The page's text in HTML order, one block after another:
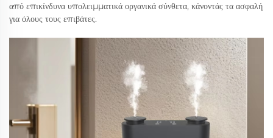
από επικίνδυνα υπολειμματικά οργανικά σύνθετα, κάνοντάς τα ασφαλή
για όλους τους επιβάτες.